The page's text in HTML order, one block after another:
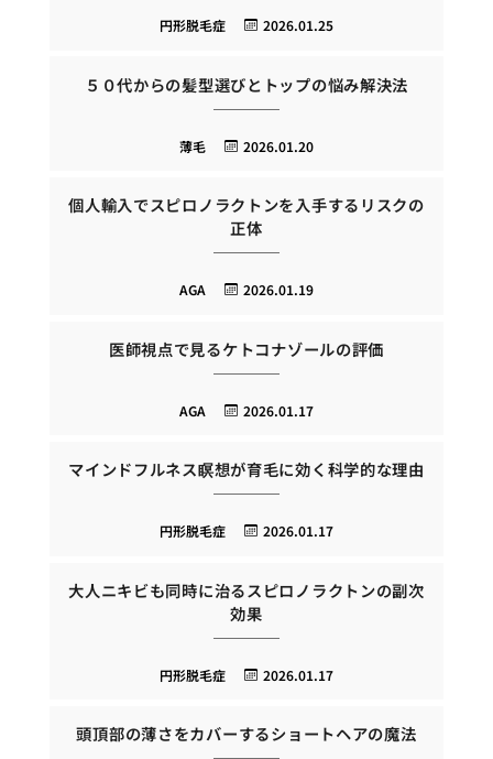
2026.01.25
円形脱毛症
５０代からの髪型選びとトップの悩み解決法
2026.01.20
薄毛
個人輸入でスピロノラクトンを入手するリスクの
正体
2026.01.19
AGA
医師視点で見るケトコナゾールの評価
2026.01.17
AGA
マインドフルネス瞑想が育毛に効く科学的な理由
2026.01.17
円形脱毛症
大人ニキビも同時に治るスピロノラクトンの副次
効果
2026.01.17
円形脱毛症
頭頂部の薄さをカバーするショートヘアの魔法